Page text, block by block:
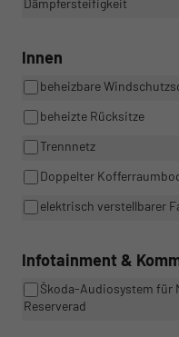
Dämpfersteifigkeit
Innen
beheizbare
beheizte Rücksitze
Trennnetz
Doppelter
elektrisch verstellbarer
Infotainment &
Škoda-Audiosystem für
Reserverad